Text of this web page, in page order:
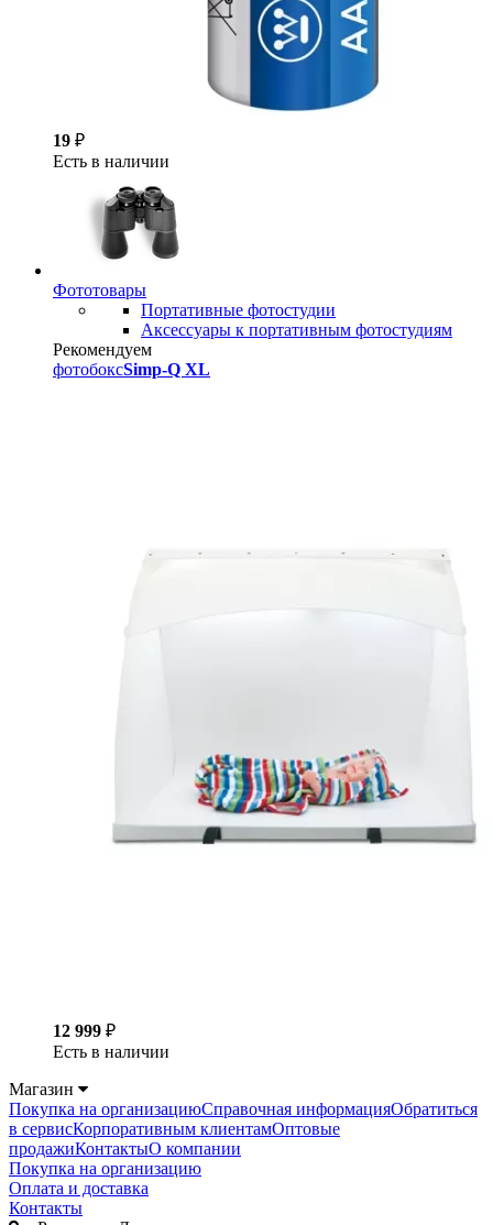
19 ₽
Есть в наличии
Фототовары
Портативные фотостудии
Аксессуары к портативным фотостудиям
Рекомендуем
фотобоксSimp-Q XL
12 999 ₽
Есть в наличии
Магазин
Покупка на организациюСправочная информацияОбратиться
в сервисКорпоративным клиентамОптовые
продажиКонтактыО компании
Покупка на организацию
Оплата и доставка
Контакты